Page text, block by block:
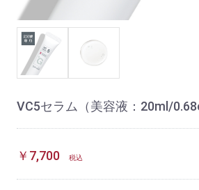
VC5セラム（美容液：20ml/
￥7,700 税込